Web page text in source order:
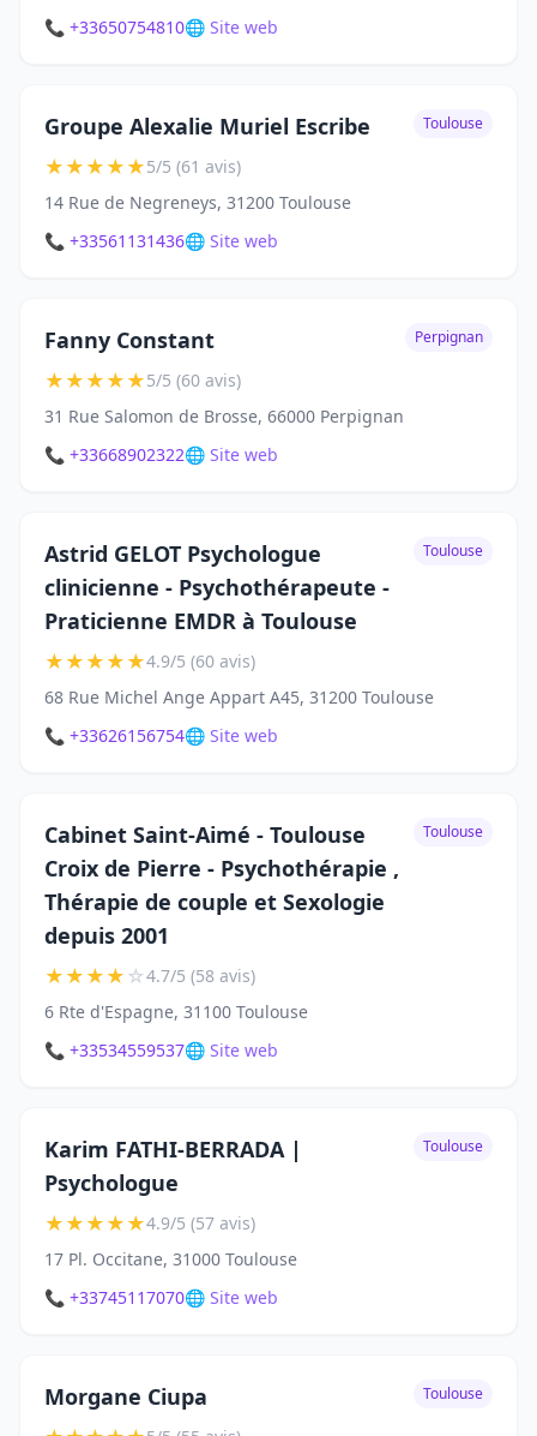
📞 +33650754810🌐 Site web
Groupe Alexalie Muriel Escribe Toulouse
★★★★★5/5 (61 avis)
14 Rue de Negreneys, 31200 Toulouse
📞 +33561131436🌐 Site web
Fanny Constant Perpignan
★★★★★5/5 (60 avis)
31 Rue Salomon de Brosse, 66000 Perpignan
📞 +33668902322🌐 Site web
Astrid GELOT Psychologue
clinicienne - Psychothérapeute -
Praticienne EMDR à Toulouse
Toulouse
★★★★★4.9/5 (60 avis)
68 Rue Michel Ange Appart A45, 31200 Toulouse
📞 +33626156754🌐 Site web
Cabinet Saint-Aimé - Toulouse
Croix de Pierre - Psychothérapie ,
Thérapie de couple et Sexologie
depuis 2001
Toulouse
★★★★☆4.7/5 (58 avis)
6 Rte d'Espagne, 31100 Toulouse
📞 +33534559537🌐 Site web
Karim FATHI-BERRADA |
Psychologue
Toulouse
★★★★★4.9/5 (57 avis)
17 Pl. Occitane, 31000 Toulouse
📞 +33745117070🌐 Site web
Morgane Ciupa Toulouse